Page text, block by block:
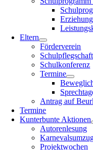
Eltern
Förderverein
Schulpflegschaft
Schulkonferenz
Termine
Antrag auf
Termine
Kunterbunte Aktionen
Autorenlesung
Projektwochen